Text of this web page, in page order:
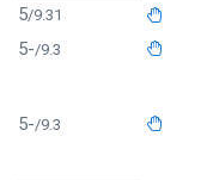
5/9.31
5-/9.3
5-/9.3